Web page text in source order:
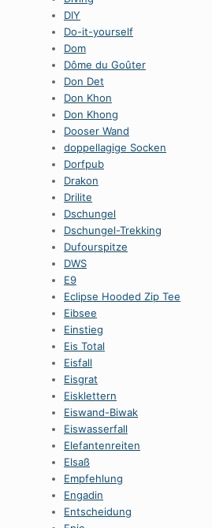
DIY
Do-it-yourself
Dom
Dôme du Goûter
Don Det
Don Khon
Don Khong
Dooser Wand
doppellagige Socken
Dorfpub
Drakon
Drilite
Dschungel
Dschungel-Trekking
Dufourspitze
DWS
E9
Eclipse Hooded Zip Tee
Eibsee
Einstieg
Eis Total
Eisfall
Eisgrat
Eisklettern
Eiswand-Biwak
Eiswasserfall
Elefantenreiten
Elsaß
Empfehlung
Engadin
Entscheidung